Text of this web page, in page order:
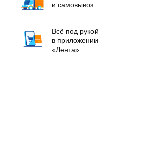
и самовывоз
Всё под рукой
в приложении
«Лента»